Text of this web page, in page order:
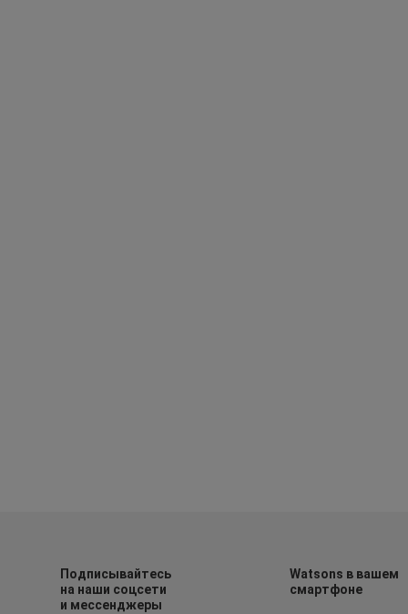
Подписывайтесь
на наши соцсети
и мессенджеры
Watsons в вашем
смартфоне